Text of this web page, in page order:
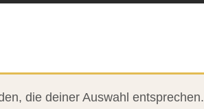
die deiner Auswahl entsprechen.